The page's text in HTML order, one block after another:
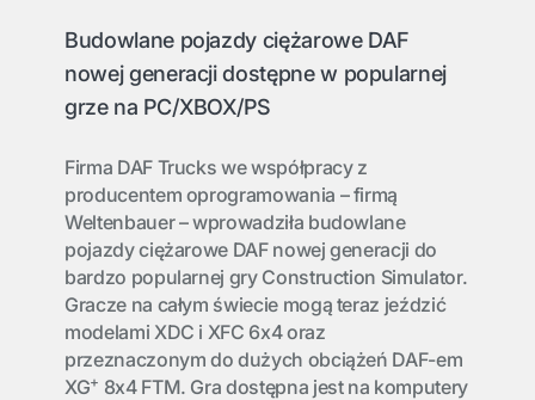
Budowlane pojazdy ciężarowe DAF
nowej generacji dostępne w popularnej
grze na PC/XBOX/PS
Firma DAF Trucks we współpracy z
producentem oprogramowania – firmą
Weltenbauer – wprowadziła budowlane
pojazdy ciężarowe DAF nowej generacji do
bardzo popularnej gry Construction Simulator.
Gracze na całym świecie mogą teraz jeździć
modelami XDC i XFC 6x4 oraz
przeznaczonym do dużych obciążeń DAF-em
XG+ 8x4 FTM. Gra dostępna jest na komputery